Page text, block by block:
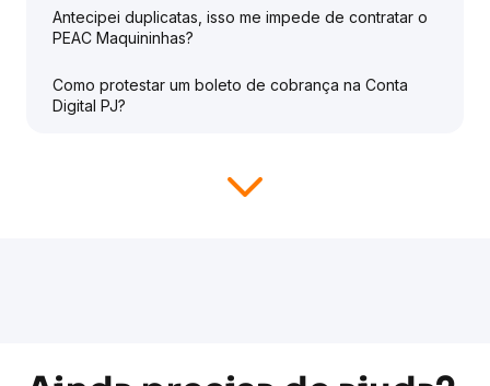
Antecipei duplicatas, isso me impede de contratar o
PEAC Maquininhas?
Como protestar um boleto de cobrança na Conta
Digital PJ?